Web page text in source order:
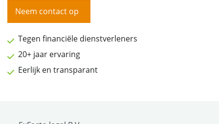
Neem contact op
Tegen financiële dienstverleners
20+ jaar ervaring
Eerlijk en transparant